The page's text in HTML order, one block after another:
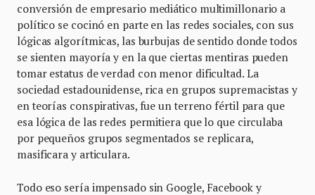
conversión de empresario mediático multimillonario a
político se cocinó en parte en las redes sociales, con sus
lógicas algorítmicas, las burbujas de sentido donde todos
se sienten mayoría y en la que ciertas mentiras pueden
tomar estatus de verdad con menor dificultad. La
sociedad estadounidense, rica en grupos supremacistas y
en teorías conspirativas, fue un terreno fértil para que
esa lógica de las redes permitiera que lo que circulaba
por pequeños grupos segmentados se replicara,
masificara y articulara.
Todo eso sería impensado sin Google, Facebook y